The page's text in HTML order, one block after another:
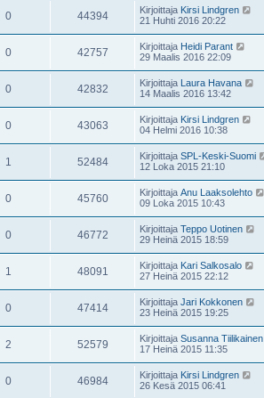
0 44394 Kirjoittaja Kirsi Lindgren
21 Huhti 2016 20:22
0 42757 Kirjoittaja Heidi Parant
29 Maalis 2016 22:09
0 42832 Kirjoittaja Laura Havana
14 Maalis 2016 13:42
0 43063 Kirjoittaja Kirsi Lindgren
04 Helmi 2016 10:38
1 52484 Kirjoittaja SPL-Keski-Suomi
12 Loka 2015 21:10
0 45760 Kirjoittaja Anu Laaksolehto
09 Loka 2015 10:43
0 46772 Kirjoittaja Teppo Uotinen
29 Heinä 2015 18:59
1 48091 Kirjoittaja Kari Salkosalo
27 Heinä 2015 22:12
0 47414 Kirjoittaja Jari Kokkonen
23 Heinä 2015 19:25
2 52579 Kirjoittaja Susanna Tiilikainen
17 Heinä 2015 11:35
0 46984 Kirjoittaja Kirsi Lindgren
26 Kesä 2015 06:41